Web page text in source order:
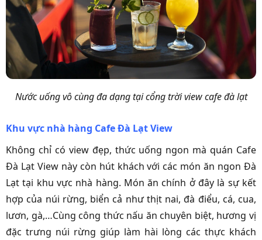
Nước uống vô cùng đa dạng tại cổng trời view cafe đà lạt
Khu vực nhà hàng Cafe Đà Lạt View
Không chỉ có view đẹp, thức uống ngon mà quán Cafe
Đà Lạt View này còn hút khách với các món ăn ngon Đà
Lạt tại khu vực nhà hàng. Món ăn chính ở đây là sự kết
hợp của núi rừng, biển cả như thịt nai, đà điểu, cá, cua,
lươn, gà,…Cùng công thức nấu ăn chuyên biệt, hương vị
đặc trưng núi rừng giúp làm hài lòng các thực khách